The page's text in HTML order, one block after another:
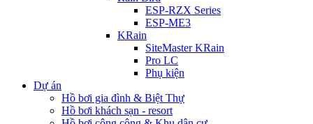
ESP-RZX Series
ESP-ME3
KRain
SiteMaster KRain
Pro LC
Phụ kiện
Dự án
Hồ bơi gia đình & Biệt Thự
Hồ bơi khách sạn - resort